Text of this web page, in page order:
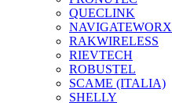
QUECLINK
NAVIGATEWORX
RAKWIRELESS
RIEVTECH
ROBUSTEL
SCAME (ITALIA)
SHELLY